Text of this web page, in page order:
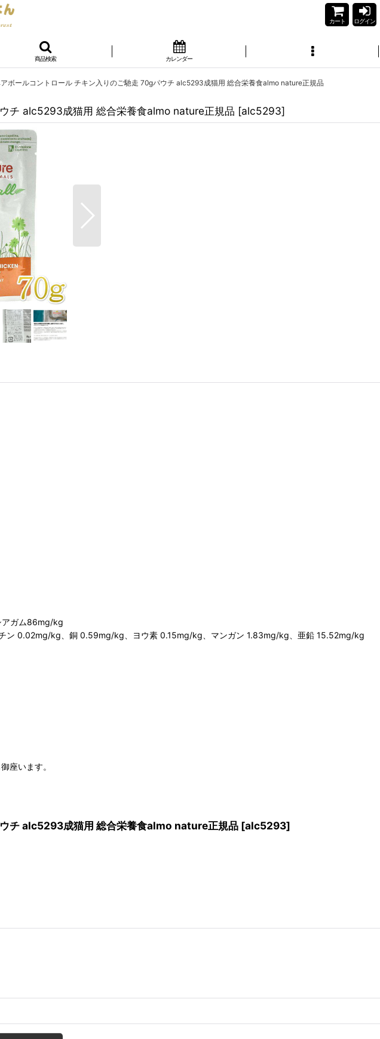
カート ログイン
商品検索 カレンダー
ボールコントロール チキン入りのご馳走 70gパウチ alc5293成猫用 総合栄養食almo nature正規品
チ alc5293成猫用 総合栄養食almo nature正規品 [alc5293]
アガム86mg/kg
ン 0.02mg/kg、銅 0.59mg/kg、ヨウ素 0.15mg/kg、マンガン 1.83mg/kg、亜鉛 15.52mg/kg
座います。
チ alc5293成猫用 総合栄養食almo nature正規品 [alc5293]